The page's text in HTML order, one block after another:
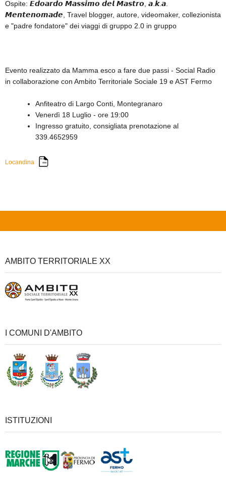
Ospite: 𝙀𝙙𝙤𝙖𝙧𝙙𝙤 𝙈𝙖𝙨𝙨𝙞𝙢𝙤 𝙙𝙚𝙡 𝙈𝙖𝙨𝙩𝙧𝙤, 𝙖.𝙠.𝙖.
𝙈𝙚𝙣𝙩𝙚𝙣𝙤𝙢𝙖𝙙𝙚, Travel blogger, autore, videomaker, collezionista
e "padre fondatore" dei viaggi di gruppo 2.0 in gruppo
Evento realizzato da Mamma esco a fare due passi - Social Radio
in collaborazione con Ambito Territoriale Sociale 19 e AST Fermo
Anfiteatro di Largo Conti, Montegranaro
Venerdì 18 Luglio - ore 19:00
Ingresso gratuito, consigliata prenotazione al
339.4652959
Locandina
AMBITO TERRITORIALE XX
I COMUNI D'AMBITO
ISTITUZIONI